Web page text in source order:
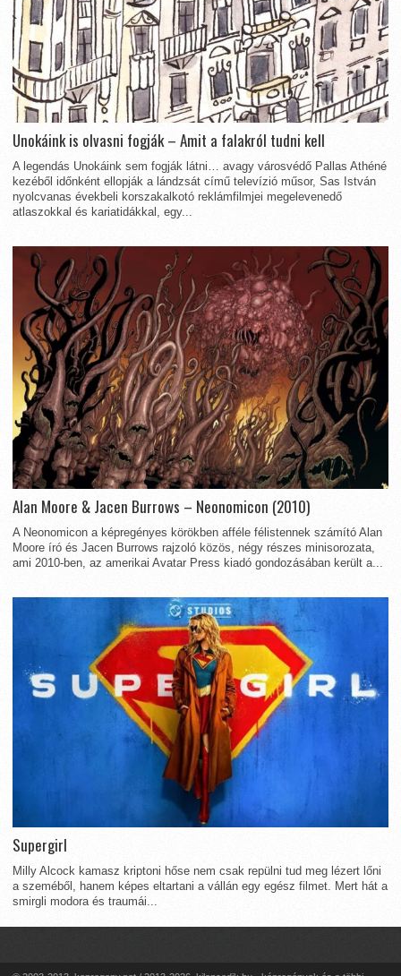
Unokáink is olvasni fogják – Amit a falakról tudni kell
A legendás Unokáink sem fogják látni… avagy városvédő Pallas Athéné
kezéből időnként ellopják a lándzsát című televízió műsor, Sas István
nyolcvanas évekbeli korszakalkotó reklámfilmjei megelevenedő
atlaszokkal és kariatidákkal, egy...
Alan Moore & Jacen Burrows – Neonomicon (2010)
A Neonomicon a képregényes körökben afféle félistennek számító Alan
Moore író és Jacen Burrows rajzoló közös, négy részes minisorozata,
ami 2010-ben, az amerikai Avatar Press kiadó gondozásában került a...
Supergirl
Milly Alcock kamasz kriptoni hőse nem csak repülni tud meg lézert lőni
a szeméből, hanem képes eltartani a vállán egy egész filmet. Mert hát a
smirgli modora és traumái...